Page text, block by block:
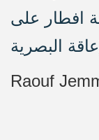
افطار على
البصرية
Raouf